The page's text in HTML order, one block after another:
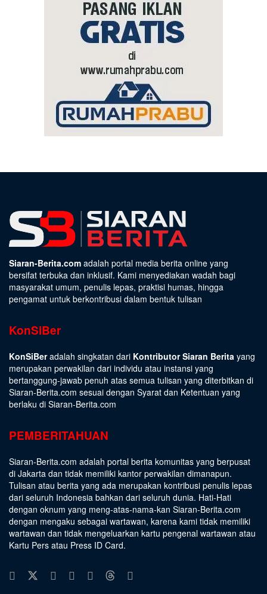
Siaran-Berita.com adalah portal media berita online yang
bersifat terbuka dan inklusif. Kami menyediakan wadah bagi
masyarakat umum, penulis lepas, praktisi humas, hingga
pengamat untuk berkontribusi dalam bentuk tulisan
KonSiBer
KonSiBeradalah singkatan dari Kontributor Siaran Berita yang
merupakan perwakilan dari individu atau instansi yang
bertanggung-jawab penuh atas semua tulisan yang diterbitkan di
Siaran-Berita.com sesuai dengan Syarat dan Ketentuan yang
berlaku di Siaran-Berita.com
PEMBERITAHUAN
Siaran-Berita.com adalah portal berita komunitas yang berpusat
di Jakarta dan tidak memiliki kantor perwakilan dimanapun.
Tulisan atau berita yang ada merupakan kontribusi penulis lepas
dari seluruh Indonesia bahkan dari seluruh dunia. Hati-Hati
dengan oknum yang meng-atas-nama-kan Siaran-Berita.com
dengan mengaku sebagai wartawan, karena kami tidak memiliki
wartawan dan tidak mengeluarkan kartu pengenal wartawan atau
Kartu Pers atau Press ID Card.